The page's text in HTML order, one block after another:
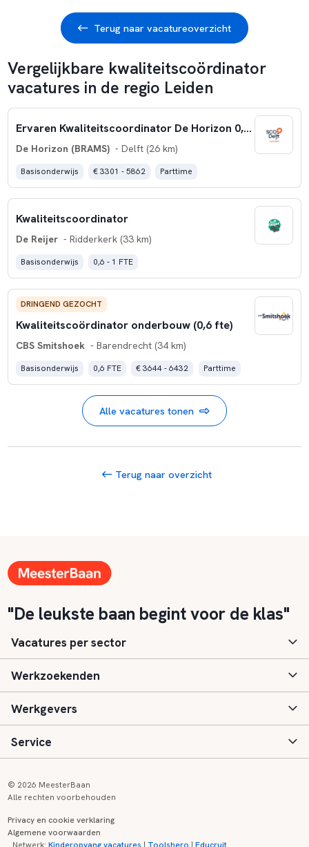
Terug naar vacatureoverzicht
Vergelijkbare kwaliteitscoördinator
vacatures in de regio Leiden
Ervaren Kwaliteitscoordinator De Horizon 0,6 fte
De Horizon (BRAMS) - Delft (26 km)
Basisonderwijs € 3301 - 5862 Parttime
Kwaliteitscoordinator
De Reijer - Ridderkerk (33 km)
Basisonderwijs 0,6 - 1 FTE
DRINGEND GEZOCHT
Kwaliteitscoördinator onderbouw (0,6 fte)
CBS Smitshoek - Barendrecht (34 km)
Basisonderwijs 0,6 FTE € 3644 - 6432 Parttime
Alle vacatures tonen
Terug naar overzicht
"De leukste baan begint voor de klas"
Vacatures per sector
Basisonderwijs
Speciaal (basis) onderwijs
Voortgezet onderwijs
Kinderopvang
Werkzoekenden
Aanmelden
Vacatures
Zij-instroom informatie
Werkgevers
Inloggen
Registreren
Service
Onderwijs links
© 2026 MeesterBaan
Alle rechten voorbehouden
Privacy en cookie verklaring
Algemene voorwaarden
Netwerk:Kinderopvang vacatures | Toolshero |Educruit